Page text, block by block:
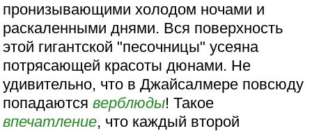
пронизывающими холодом ночами и
раскаленными днями. Вся поверхность
этой гигантской "песочницы" усеяна
потрясающей красоты дюнами. Не
удивительно, что в Джайсалмере повсюду
попадаютсяверблюды! Такое
впечатление, что каждый второй